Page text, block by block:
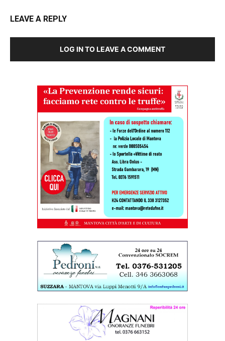
LEAVE A REPLY
LOG IN TO LEAVE A COMMENT